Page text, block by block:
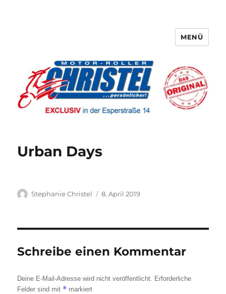
MENÜ
Urban Days
Autor
Stephanie Christel
Veröffentlicht
8. April 2019
Schreibe einen Kommentar
Deine E-Mail-Adresse wird nicht veröffentlicht.
Erforderliche
Felder sind mit * markiert